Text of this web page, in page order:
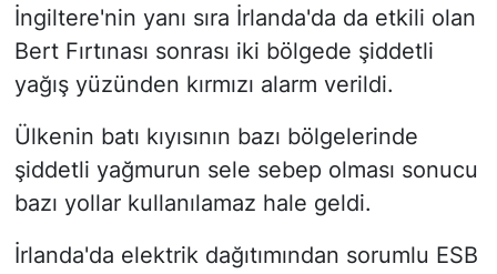
İngiltere'nin yanı sıra İrlanda'da da etkili olan
Bert Fırtınası sonrası iki bölgede şiddetli
yağış yüzünden kırmızı alarm verildi.
Ülkenin batı kıyısının bazı bölgelerinde
şiddetli yağmurun sele sebep olması sonucu
bazı yollar kullanılamaz hale geldi.
İrlanda'da elektrik dağıtımından sorumlu ESB